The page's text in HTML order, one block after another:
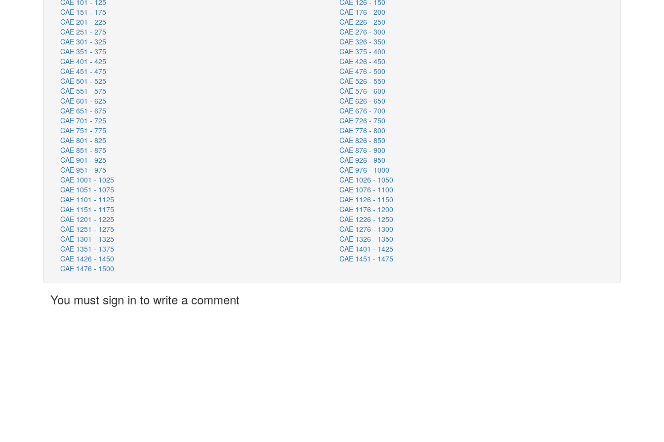
CAE 151 - 175
CAE 176 - 200
CAE 201 - 225
CAE 226 - 250
CAE 251 - 275
CAE 276 - 300
CAE 301 - 325
CAE 326 - 350
CAE 351 - 375
CAE 375 - 400
CAE 401 - 425
CAE 426 - 450
CAE 451 - 475
CAE 476 - 500
CAE 501 - 525
CAE 526 - 550
CAE 551 - 575
CAE 576 - 600
CAE 601 - 625
CAE 626 - 650
CAE 651 - 675
CAE 676 - 700
CAE 701 - 725
CAE 726 - 750
CAE 751 - 775
CAE 776 - 800
CAE 801 - 825
CAE 826 - 850
CAE 851 - 875
CAE 876 - 900
CAE 901 - 925
CAE 926 - 950
CAE 951 - 975
CAE 976 - 1000
CAE 1001 - 1025
CAE 1026 - 1050
CAE 1051 - 1075
CAE 1076 - 1100
CAE 1101 - 1125
CAE 1126 - 1150
CAE 1151 - 1175
CAE 1176 - 1200
CAE 1201 - 1225
CAE 1226 - 1250
CAE 1251 - 1275
CAE 1276 - 1300
CAE 1301 - 1325
CAE 1326 - 1350
CAE 1351 - 1375
CAE 1401 - 1425
CAE 1426 - 1450
CAE 1451 - 1475
CAE 1476 - 1500
You must sign in to write a comment